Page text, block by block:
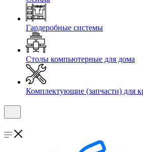
Гардеробные системы
Столы компьютерные для дома
Комплектующие (запчасти) для